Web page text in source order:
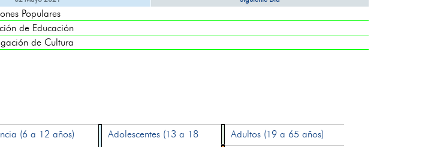
Populares
de Educación
de Cultura
(6 a 12 años)
Adolescentes (13 a 18
Adultos (19 a 65 años)